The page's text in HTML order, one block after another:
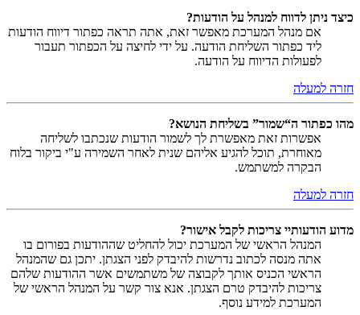
כיצד ניתן לדווח למנהל על הודעות?
אם מנהל המערכת מאפשר זאת, אתה תראה כפתור דיווח הודעות
ליד כפתור השליחת הודעה. על ידי לחיצה על הכפתור תעבור
לפעולות הדיווח על הודעה.
חזרה למעלה
מהו כפתור ה“שמור” בשליחת הנושא?
אפשרות זאת מאפשרת לך לשמור הודעות שנכתבו לשליחה
מאוחרת, תוכל להגיע אליהם שנית לאחר השמירה ע"י ביקור בלוח
הבקרה למשתמש.
חזרה למעלה
מדוע הודעותיי צריכות לקבל אישור?
המנהל הראשי של המערכת יכול להחליט שההודעות בפורום בו
אתה מנסה לכתוב נדרשות להיבדק לפני הצגתן. יתכן גם שהמנהל
הראשי הכניס אותך לקבוצה של משתמשים אשר ההודעות שלהם
צריכות להיבדק טרם הצגתן. אנא צור קשר על המנהל הראשי של
המערכת למידע נוסף.